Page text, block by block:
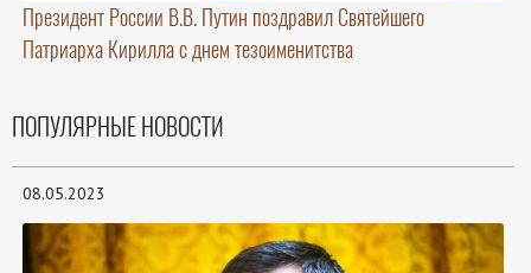
Президент России В.В. Путин поздравил Святейшего
Патриарха Кирилла с днем тезоименитства
ПОПУЛЯРНЫЕ НОВОСТИ
08.05.2023